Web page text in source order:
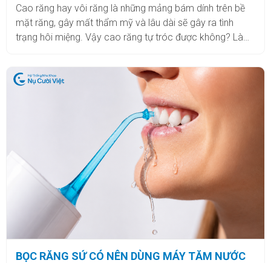
Cao răng hay vôi răng là những mảng bám dính trên bề
mặt răng, gây mất thẩm mỹ và lâu dài sẽ gây ra tình
trạng hôi miệng. Vậy cao răng tự tróc được không? Làm
Việt tìm hiểu câu trả lời qua bài viết dưới đây.
BỌC RĂNG SỨ CÓ NÊN DÙNG MÁY TĂM NƯỚC